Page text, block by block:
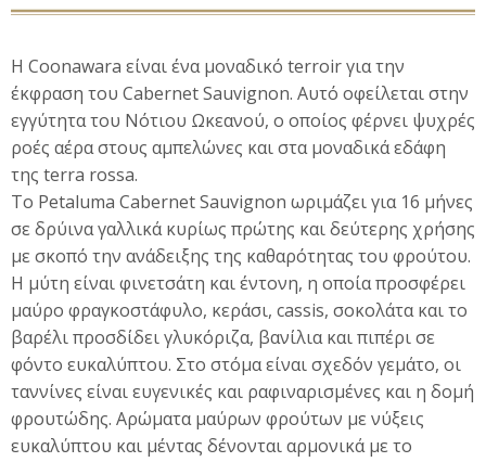
Η Coonawara είναι ένα μοναδικό terroirγια την
έκφραση του CabernetSauvignon. Αυτό οφείλεται στην
εγγύτητα του Νότιου Ωκεανού, ο οποίος φέρνει ψυχρές
ροές αέρα στους αμπελώνες και στα μοναδικά εδάφη
της terra rossa.
Το Petaluma CabernetSauvignon ωριμάζει για 16 μήνες
σε δρύινα γαλλικά κυρίως πρώτης και δεύτερης χρήσης
με σκοπό την ανάδειξης της καθαρότητας του φρούτου.
Η μύτη είναι φινετσάτη και έντονη, η οποία προσφέρει
μαύρο φραγκοστάφυλο, κεράσι, cassis, σοκολάτα και το
βαρέλι προσδίδει γλυκόριζα, βανίλια και πιπέρι σε
φόντο ευκαλύπτου. Στο στόμα είναι σχεδόν γεμάτο, οι
ταννίνες είναι ευγενικές και ραφιναρισμένες και η δομή
φρουτώδης. Αρώματα μαύρων φρούτων με νύξεις
ευκαλύπτου και μέντας δένονται αρμονικά με το